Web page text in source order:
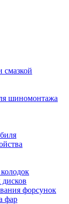
смазкой
шиномонтажа
форсунок
фар